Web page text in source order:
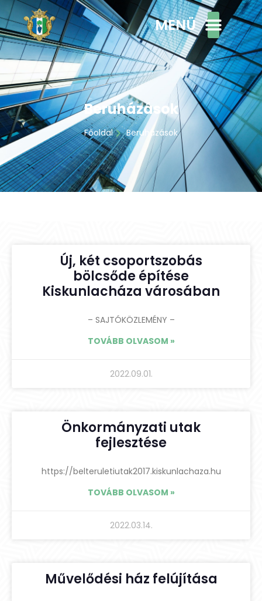
MENÜ
Beruházások
Főoldal Beruházások
Új, két csoportszobás
bölcsőde építése
Kiskunlacháza városában
– SAJTÓKÖZLEMÉNY –
TOVÁBB OLVASOM »
2022.09.01.
Önkormányzati utak
fejlesztése
https://belteruletiutak2017.kiskunlachaza.hu
TOVÁBB OLVASOM »
2022.03.14.
Művelődési ház felújítása